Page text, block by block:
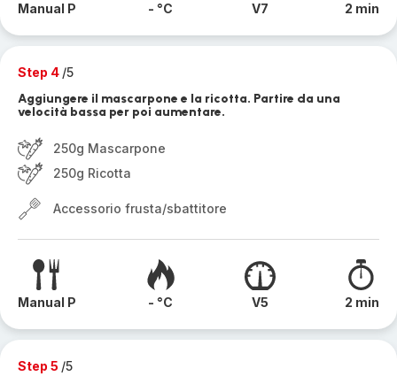
Manual P - °C V7 2 min
Step 4 /5
Aggiungere il mascarpone e la ricotta. Partire da una
velocità bassa per poi aumentare.
250g Mascarpone
250g Ricotta
Accessorio frusta/sbattitore
Manual P - °C V5 2 min
Step 5 /5